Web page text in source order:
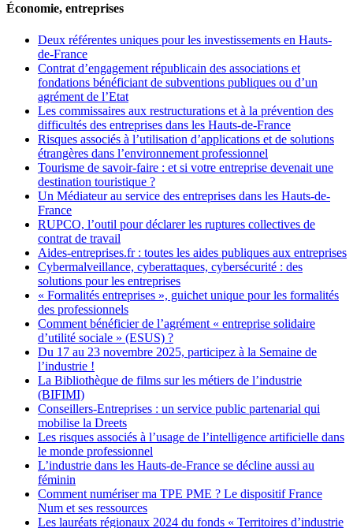
Économie, entreprises
Deux référentes uniques pour les investissements en Hauts-
de-France
Contrat d’engagement républicain des associations et
fondations bénéficiant de subventions publiques ou d’un
agrément de l’Etat
Les commissaires aux restructurations et à la prévention des
difficultés des entreprises dans les Hauts-de-France
Risques associés à l’utilisation d’applications et de solutions
étrangères dans l’environnement professionnel
Tourisme de savoir-faire : et si votre entreprise devenait une
destination touristique ?
Un Médiateur au service des entreprises dans les Hauts-de-
France
RUPCO, l’outil pour déclarer les ruptures collectives de
contrat de travail
Aides-entreprises.fr : toutes les aides publiques aux entreprises
Cybermalveillance, cyberattaques, cybersécurité : des
solutions pour les entreprises
« Formalités entreprises », guichet unique pour les formalités
des professionnels
Comment bénéficier de l’agrément « entreprise solidaire
d’utilité sociale » (ESUS) ?
Du 17 au 23 novembre 2025, participez à la Semaine de
l’industrie !
La Bibliothèque de films sur les métiers de l’industrie
(BIFIMI)
Conseillers-Entreprises : un service public partenarial qui
mobilise la Dreets
Les risques associés à l’usage de l’intelligence artificielle dans
le monde professionnel
L’industrie dans les Hauts-de-France se décline aussi au
féminin
Comment numériser ma TPE PME ? Le dispositif France
Num et ses ressources
Les lauréats régionaux 2024 du fonds « Territoires d’industrie